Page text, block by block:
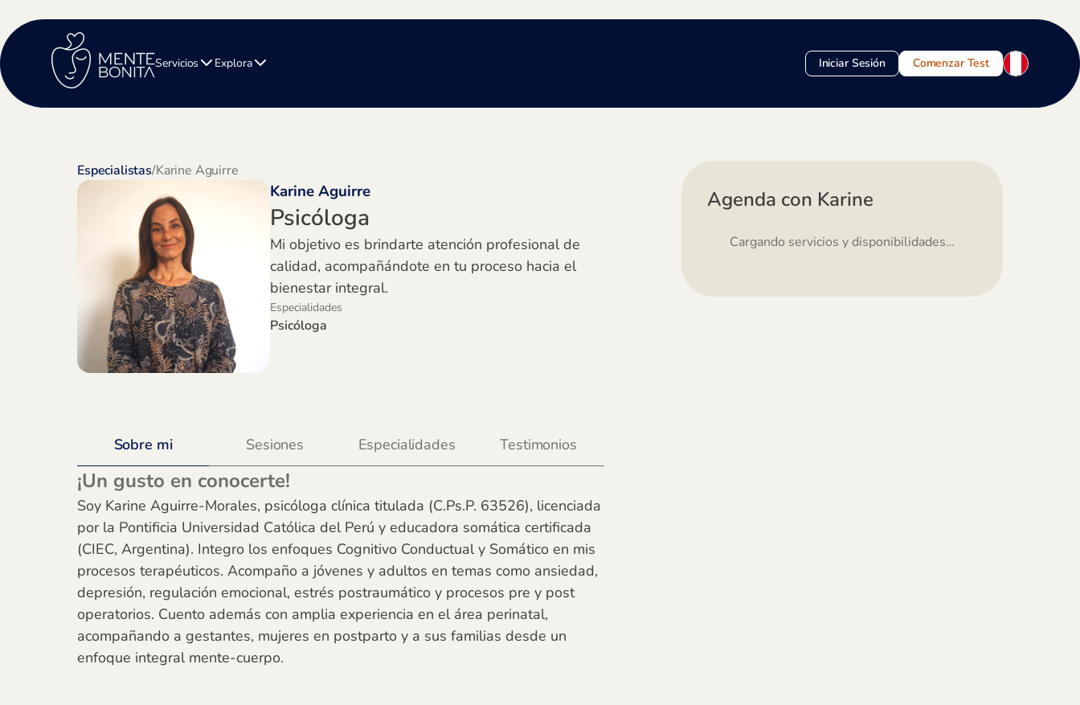
Servicios Explora Iniciar Sesión Comenzar Test
Especialistas/Karine Aguirre
Karine Aguirre
Psicóloga
Mi objetivo es brindarte atención profesional de
calidad, acompañándote en tu proceso hacia el
bienestar integral.
Especialidades
Psicóloga
Sobre mi Sesiones Especialidades Testimonios
¡Un gusto en conocerte!
Soy Karine Aguirre-Morales, psicóloga clínica titulada (C.Ps.P. 63526), licenciada
por la Pontificia Universidad Católica del Perú y educadora somática certificada
(CIEC, Argentina). Integro los enfoques Cognitivo Conductual y Somático en mis
procesos terapéuticos. Acompaño a jóvenes y adultos en temas como ansiedad,
depresión, regulación emocional, estrés postraumático y procesos pre y post
operatorios. Cuento además con amplia experiencia en el área perinatal,
acompañando a gestantes, mujeres en postparto y a sus familias desde un
enfoque integral mente-cuerpo.
Agenda con Karine
Cargando servicios y disponibilidades…